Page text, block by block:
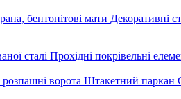
бентонітові мати Декоративні
сталі Прохідні покрівельні
розпашні ворота Штакетний паркан